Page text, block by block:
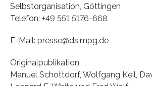
Selbstorganisation, Göttingen
Telefon: +49 551 5176-668
E-Mail: presse@ds.mpg.de
Originalpublikation
Manuel Schottdorf, Wolfgang Keil,